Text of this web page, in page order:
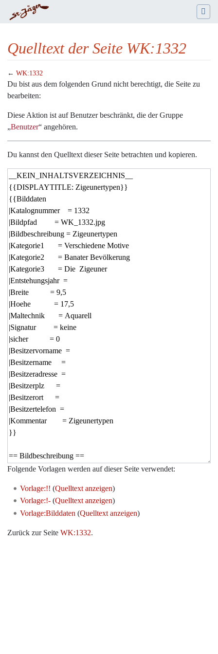
Quelltext der Seite WK:1332
← WK:1332
Wechseln zu:Navigation,Suche
Du bist aus dem folgenden Grund nicht berechtigt, die Seite zu
bearbeiten:
Diese Aktion ist auf Benutzer beschränkt, die der Gruppe
„Benutzer“ angehören.
Du kannst den Quelltext dieser Seite betrachten und kopieren.
Folgende Vorlagen werden auf dieser Seite verwendet:
Vorlage:!! (Quelltext anzeigen)
Vorlage:!-(Quelltext anzeigen)
Vorlage:Bilddaten (Quelltext anzeigen)
Zurück zur Seite WK:1332.